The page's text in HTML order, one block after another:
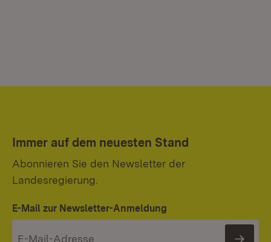
Immer auf dem neuesten Stand
Abonnieren Sie den Newsletter der
Landesregierung.
E-Mail zur Newsletter-Anmeldung